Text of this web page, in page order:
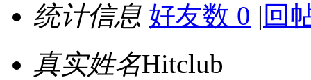
统计信息 好友数 0 | 回
真实姓名Hitclub